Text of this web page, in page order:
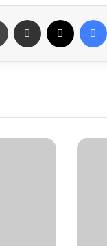
فيسبوك مشاركة